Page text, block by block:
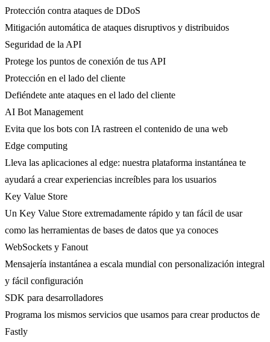
Protección contra ataques de DDoS
Mitigación automática de ataques disruptivos y distribuidos
Seguridad de la API
Protege los puntos de conexión de tus API
Protección en el lado del cliente
Defiéndete ante ataques en el lado del cliente
AI Bot Management
Evita que los bots con IA rastreen el contenido de una web
Edge computing
Lleva las aplicaciones al edge: nuestra plataforma instantánea te
ayudará a crear experiencias increíbles para los usuarios
Key Value Store
Un Key Value Store extremadamente rápido y tan fácil de usar
como las herramientas de bases de datos que ya conoces
WebSockets y Fanout
Mensajería instantánea a escala mundial con personalización integral
y fácil configuración
SDK para desarrolladores
Programa los mismos servicios que usamos para crear productos de
Fastly